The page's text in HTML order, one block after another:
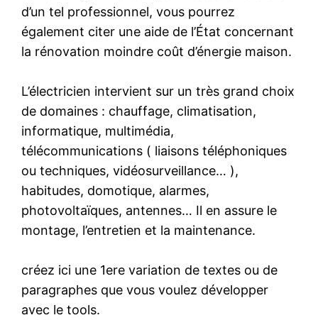
d’un tel professionnel, vous pourrez
également citer une aide de l’État concernant
la rénovation moindre coût d’énergie maison.
L’électricien intervient sur un très grand choix
de domaines : chauffage, climatisation,
informatique, multimédia,
télécommunications ( liaisons téléphoniques
ou techniques, vidéosurveillance… ),
habitudes, domotique, alarmes,
photovoltaïques, antennes… Il en assure le
montage, l’entretien et la maintenance.
créez ici une 1ere variation de textes ou de
paragraphes que vous voulez développer
avec le tools.